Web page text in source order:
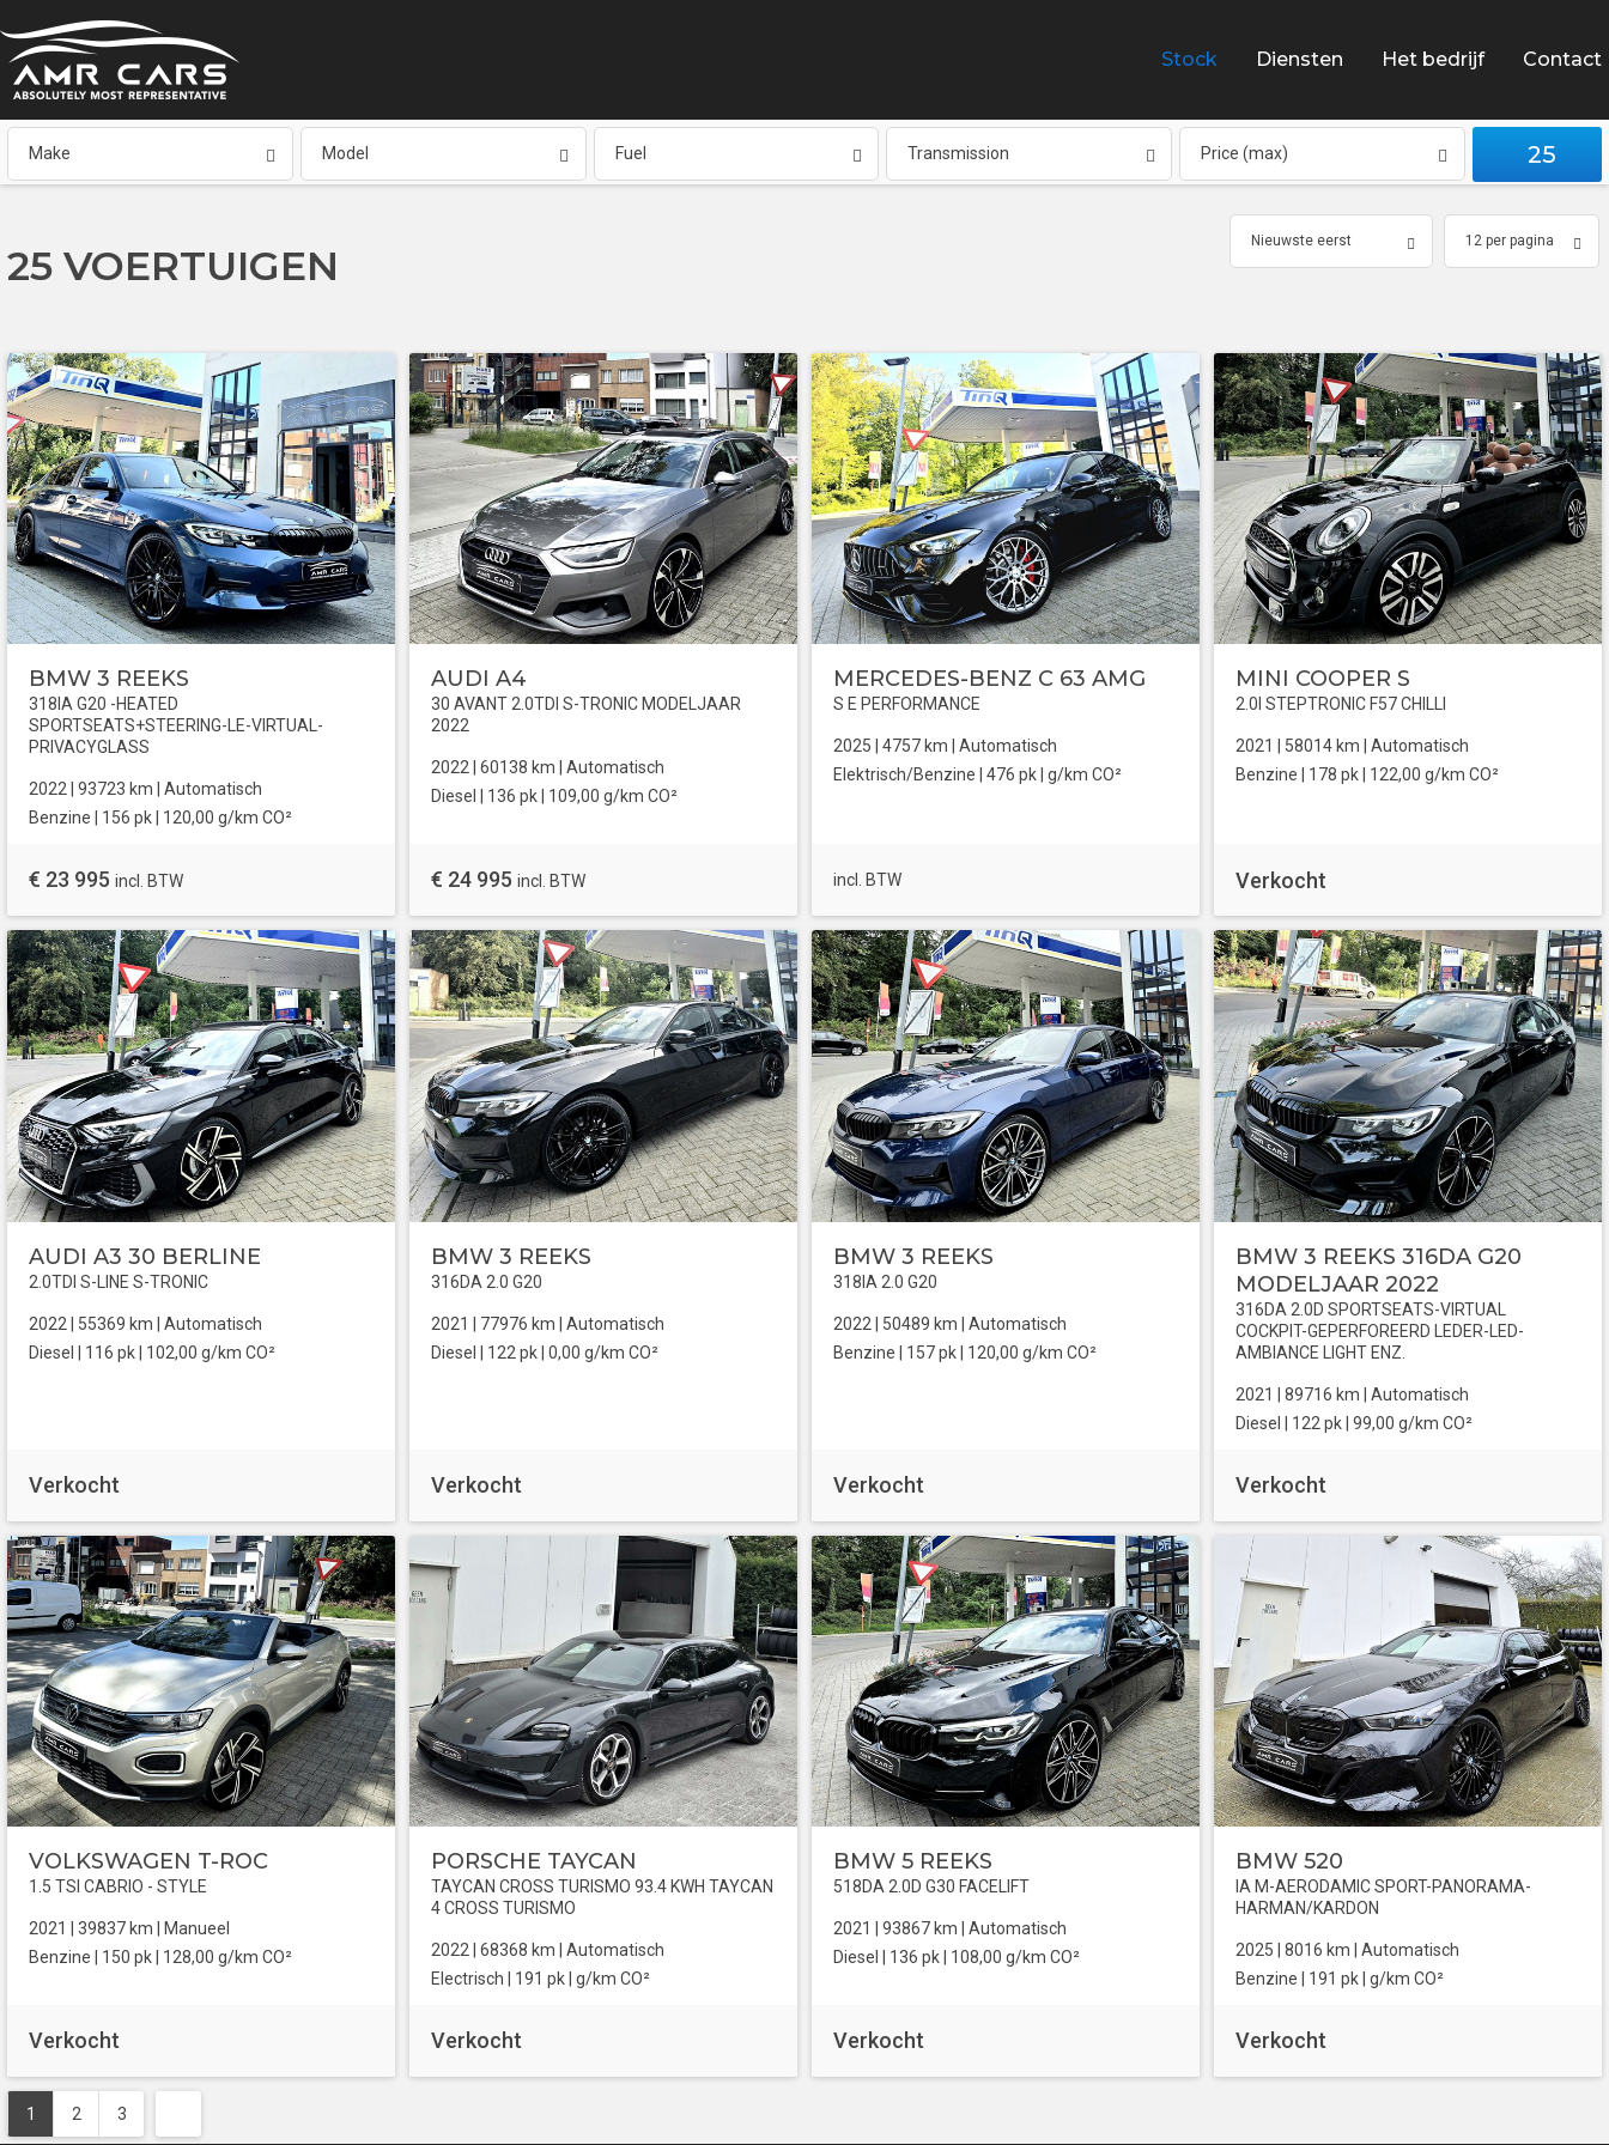
Stock Diensten Het bedrijf Contact
Make Model Fuel Transmission Price (max) 25
25 VOERTUIGEN Nieuwste eerst 12 per pagina
BMW 3 REEKS
318IA G20 -HEATED
SPORTSEATS+STEERING-LE-VIRTUAL-
PRIVACYGLASS
2022 | 93723 km | Automatisch
Benzine | 156 pk | 120,00 g/km CO²
€ 23 995 incl. BTW
AUDI A4
30 AVANT 2.0TDI S-TRONIC MODELJAAR
2022
2022 | 60138 km | Automatisch
Diesel
| 136 pk | 109,00 g/km CO²
€ 24 995 incl. BTW
MERCEDES-BENZ C 63 AMG
S E PERFORMANCE
2025 | 4757 km | Automatisch
Elektrisch/Benzine | 476 pk | g/km CO²
incl. BTW
MINI COOPER S
2.0I STEPTRONIC F57 CHILLI
2021 | 58014 km | Automatisch
Benzine | 178 pk | 122,00 g/km CO²
Verkocht
AUDI A3 30 BERLINE
2.0TDI S-LINE S-TRONIC
2022 | 55369 km | Automatisch
Diesel | 116 pk | 102,00 g/km CO²
Verkocht
BMW 3 REEKS
316DA 2.0 G20
2021 | 77976 km | Automatisch
Diesel | 122 pk | 0,00 g/km CO²
Verkocht
BMW 3 REEKS
318IA 2.0 G20
2022 | 50489 km | Automatisch
Benzine | 157 pk | 120,00 g/km CO²
Verkocht
BMW 3 REEKS 316DA G20
MODELJAAR 2022
316DA 2.0D SPORTSEATS-VIRTUAL
COCKPIT-GEPERFOREERD LEDER-LED-
AMBIANCE LIGHT ENZ.
2021 | 89716 km | Automatisch
Diesel | 122 pk | 99,00 g/km CO²
Verkocht
VOLKSWAGEN T-ROC
1.5 TSI CABRIO - STYLE
2021 | 39837 km |
Manueel
Benzine | 150 pk | 128,00 g/km CO²
Verkocht
PORSCHE TAYCAN
TAYCAN CROSS TURISMO 93.4 KWH TAYCAN
4 CROSS TURISMO
2022 | 68368 km | Automatisch
Electrisch | 191 pk | g/km CO²
Verkocht
BMW 5 REEKS
518DA 2.0D G30 FACELIFT
2021 | 93867 km | Automatisch
Diesel
| 136 pk | 108,00 g/km CO²
Verkocht
BMW 520
IA M-AERODAMIC SPORT-PANORAMA-
HARMAN/KARDON
2025 | 8016 km | Automatisch
Benzine | 191 pk | g/km CO²
Verkocht
1 2 3